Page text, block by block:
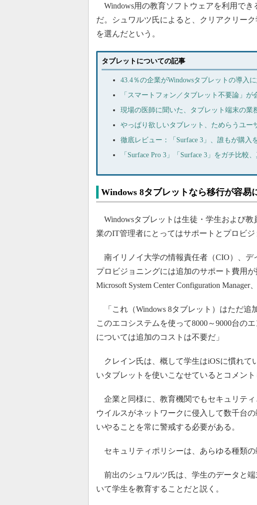
Windows用の教育ソフトウェアを利用でき
だ。シュワルツ氏によると、クリアクリー
を選んだという。
タブレットについての記事
43.4％の企業がWindowsタブレットの導入
「スマートフォン／タブレット不要論」が
現場の医師に聞いた、タブレット端末の業
やっぱり欲しいタブレット、ためらうユー
徹底レビュー：「Surface 3」、誰もが購入
「Surface Pro 3」「Surface 3」をガチ比較
Windows 8タブレットなら移行が容易
Windowsタブレットは生徒・学生および
業のIT管理者にとってはサポートとプロビジ
南イリノイ大学の情報責任者（CIO）、デ
プロビジョニングには追加のサポート費用
Microsoft System Center Configuration
「これ（Windows 8タブレット）はただ追
このエコシステムを使って8000～9000台の
については追加のコストは不要だ」
クレイン氏は、概して学生はiOSに慣れて
いタブレットを使いこなせているとコメント
企業と同様に、教育機関でもセキュリティ
ウイルスがネットワークに侵入して数千台
いやることを常に警戒する必要がある。
セキュリティポリシーは、あらゆる種類の
前出のシュワルツ氏は、学生のデータと
いて学生を教育することだと説く。